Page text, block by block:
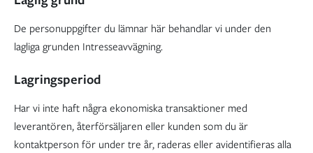
De personuppgifter du lämnar här behandlar vi under den
lagliga grunden Intresseavvägning.
Lagringsperiod
Har vi inte haft några ekonomiska transaktioner med
leverantören, återförsäljaren eller kunden som du är
kontaktperson för under tre år, raderas eller avidentifieras alla